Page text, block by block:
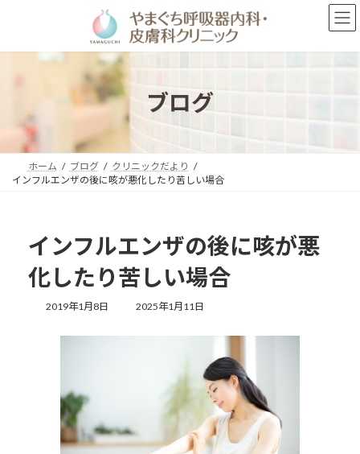
ン
プ
ー
動
ブログ
ホーム ブログ
クリニックだより
インフルエンザの後に咳が悪化したり苦しい場合
インフルエンザの後に咳が悪
化したり苦しい場合
2019年1月8日
最
2025年1月11日